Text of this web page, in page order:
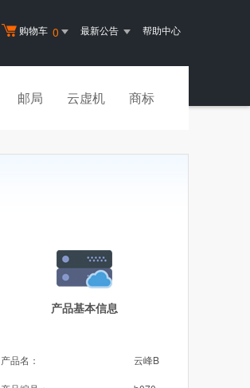
购物车 0 最新公告 帮助中心
邮局 云虚机 商标
产品基本信息
产品名： 云峰B